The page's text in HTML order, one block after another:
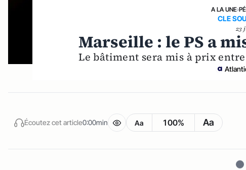
A LA UNE›
CLE
23
Marseille : le PS a
Le bâtiment sera mis à prix
Écoutez cet article0:00min Aa 100% Aa